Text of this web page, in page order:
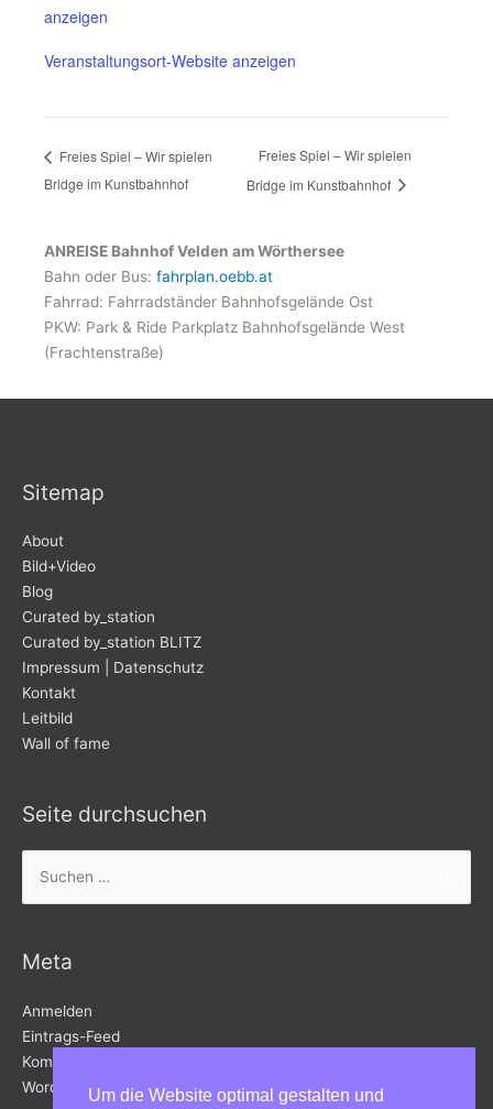
anzeigen
Veranstaltungsort-Website anzeigen
Freies Spiel – Wir spielen
Bridge im Kunstbahnhof
Freies Spiel – Wir spielen
Bridge im Kunstbahnhof
ANREISE Bahnhof Velden am Wörthersee
Bahn oder Bus: fahrplan.oebb.at
Fahrrad: Fahrradständer Bahnhofsgelände Ost
PKW: Park & Ride Parkplatz Bahnhofsgelände West
(Frachtenstraße)
Sitemap
About
Bild+Video
Blog
Curated by_station
Curated by_station BLITZ
Impressum | Datenschutz
Kontakt
Leitbild
Wall of fame
Seite durchsuchen
nach:
Meta
Anmelden
Eintrags-Feed
Kommentar-Feed
WordPress.orgUm die Website optimal gestalten und